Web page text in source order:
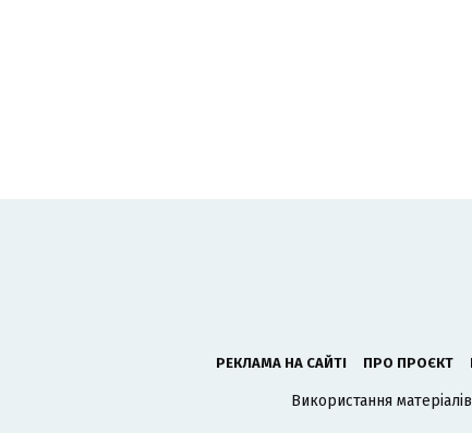
РЕКЛАМА НА САЙТІ ПРО ПРОЄКТ
Використання